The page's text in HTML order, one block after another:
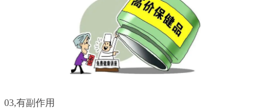
03,有副作用